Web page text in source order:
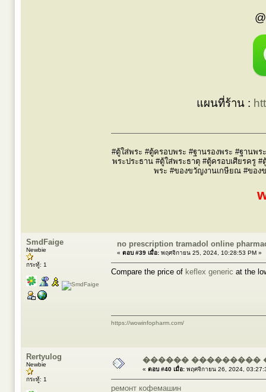
แผนที่ร้าน :
#ตู้ใส่พระ #ตู้ครอบพระ #ฐานรองพระ #ฐานพ
พระประธาน #ตู้ใส่พระธาตุ #ตู้ครอบเศียรครู
พระ #ของขวัญงานเกษียณ #ของ
SmdFaige
Newbie
กระทู้: 1
no prescription tramadol online
« ตอบ #39 เมื่อ: พฤศจิกายน 25, 2024, 10:28:53 PM »
Compare the price of keflex generic at the
https://wowinfopharm.com/
Rertyulog
Newbie
กระทู้: 1
������ ���������
« ตอบ #40 เมื่อ: พฤศจิกายน 26, 2024,
ремонт кофемашин